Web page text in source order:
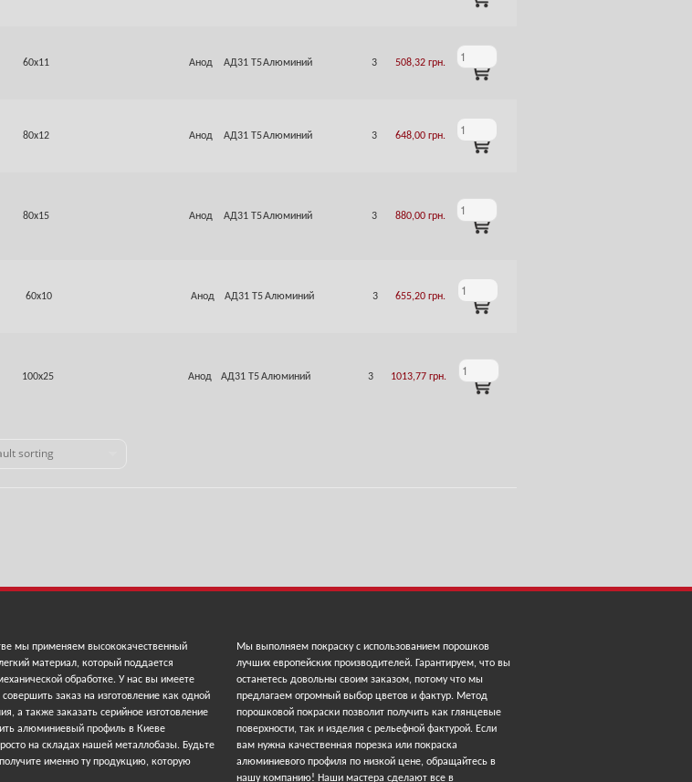
TO
60х11 Анод АД31 Т5Алюминий 3 508,32 грн.
ADD
TO
80х12 Анод АД31 Т5Алюминий 3 648,00 грн.
ADD
TO
80х15 Анод АД31 Т5Алюминий 3 880,00 грн.
ADD
TO
60х10 Анод АД31 Т5Алюминий 3 655,20грн.
ADD
TO
100х25 Анод АД31 Т5Алюминий 3 1013,77грн.
ADD
TO
мы применяем высококачественный
материал, который поддается
обработке. У нас вы имеете
заказ на изготовление как одной
а также заказать серийное изготовление
алюминиевый профиль в Киеве
на складах нашей металлобазы. Будьте
именно ту продукцию, которую
Мы выполняем покраску с использованием порошков
лучших европейских производителей. Гарантируем, что вы
останетесь довольны своим заказом, потому что мы
предлагаем огромный выбор цветов и фактур. Метод
порошковой покраски позволит получить как глянцевые
поверхности, так и изделия с рельефной фактурой. Если
вам нужна качественная порезка или покраска
алюминиевого профиля по низкой цене, обращайтесь в
нашу компанию! Наши мастера сделают все в